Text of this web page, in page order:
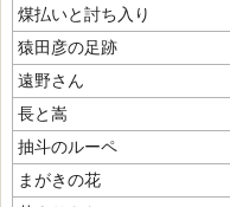
煤払いと討ち入り
猿田彦の足跡
遠野さん
長と嵩
抽斗のルーペ
まがきの花